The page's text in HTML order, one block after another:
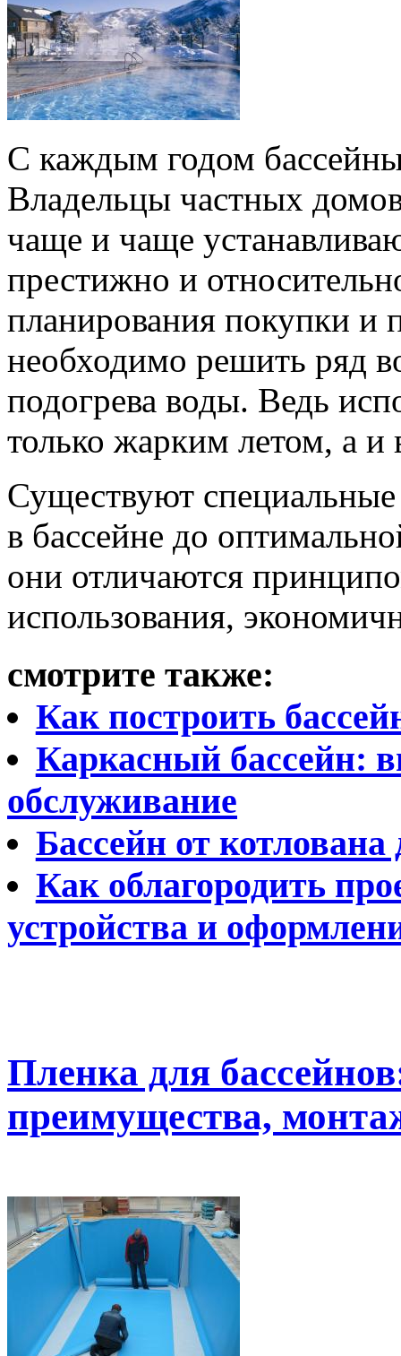
С каждым годом
Владельцы частных
чаще и чаще
престижно и
планирования покупки и
необходимо решить ряд
подогрева воды. Ведь
только жарким летом, а и
Существуют
в бассейне до
они отличаются
использования,
смотрите также:
Как построить
Каркасный бассейн:
обслуживание
Бассейн от котлована
Как облагородить
устройства и
Пленка для
преимущества,